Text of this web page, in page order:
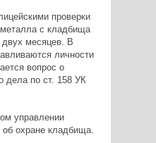
проверки
с кладбища
двух месяцев. В
личности
вопрос о
дела по ст. 158 УК
управлении
охране кладбища.